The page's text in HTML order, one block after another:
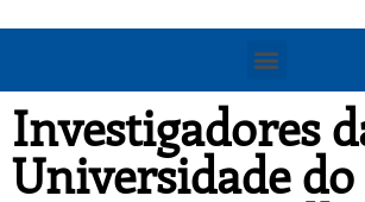
Investigadores
Universidade